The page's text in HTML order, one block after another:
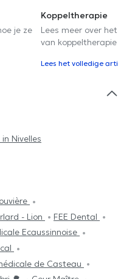
je ze
Koppeltherapie
Lees meer over
van koppeltherapie
Lees het volledige
Nivelles
- Lion
FEE Dental
Ecaussinnoise
de Casteau